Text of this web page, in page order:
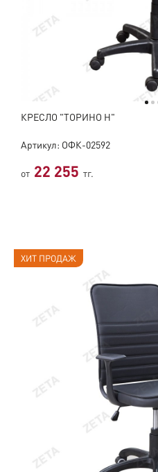
КРЕСЛО "ТОРИНО Н"
Артикул: ОФК-02592
от 22 255 тг.
ХИТ ПРОДАЖ